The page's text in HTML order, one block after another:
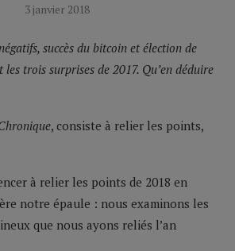
3 janvier 2018
succès du bitcoin et élection de
trois surprises de 2017. Qu’en déduire
, consiste à relier les points,
à relier les points de 2018 en
notre épaule : nous examinons les
que nous ayons reliés l’an